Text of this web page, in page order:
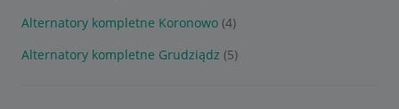
Alternatory kompletne Koronowo (4)
Alternatory kompletne Grudziądz (5)